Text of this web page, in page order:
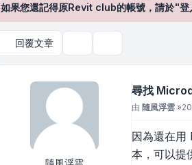
如果您還記得原Revit club的帳號，請於"登
回覆文章
隨風浮雲
尋找
文章
由 隨風浮雲 »
因為還在
本，可以提